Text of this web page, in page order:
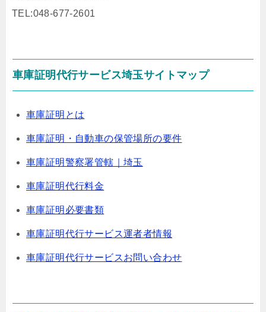
TEL:048-677-2601
車庫証明代行サービス埼玉サイトマップ
車庫証明とは
車庫証明・自動車の保管場所の要件
車庫証明警察署管轄｜埼玉
車庫証明代行料金
車庫証明必要書類
車庫証明代行サービス運者者情報
車庫証明代行サービスお問い合わせ